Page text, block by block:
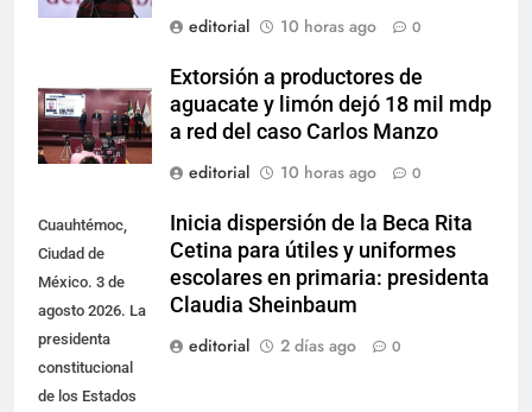
editorial
10 horas ago 0
Extorsión a productores de
aguacate y limón dejó 18 mil mdp
a red del caso Carlos Manzo
editorial
10 horas ago 0
Cuauhtémoc,
Ciudad de
México. 3 de
agosto 2026. La
presidenta
constitucional
de los Estados
Inicia dispersión de la Beca Rita
Cetina para útiles y uniformes
escolares en primaria: presidenta
Claudia Sheinbaum
editorial
2 días ago 0